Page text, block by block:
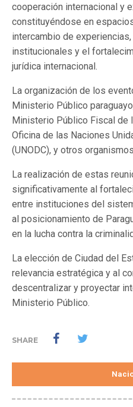
cooperación internacional y
constituyéndose en
intercambio de
institucionales y el
jurídica internacional.
La organización de los
Ministerio Público
Ministerio Público Fiscal de
Oficina de las Naciones
(UNODC), y otros
La realización de estas
significativamente al
entre instituciones del
al posicionamiento de
en la lucha contra la
La elección de Ciudad del
relevancia estratégica y al
descentralizar y proyectar
Ministerio Público.
SHARE